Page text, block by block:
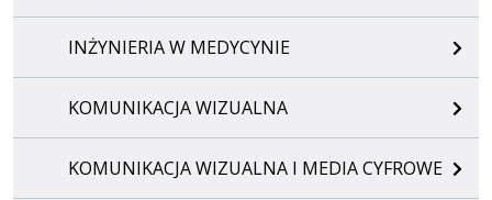
INŻYNIERIA W MEDYCYNIE
KOMUNIKACJA WIZUALNA
KOMUNIKACJA WIZUALNA I MEDIA CYFROWE